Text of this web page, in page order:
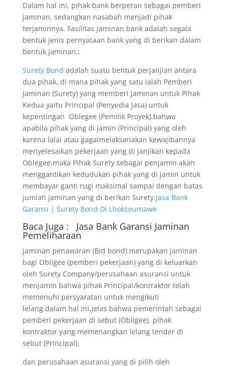
Dalam hal ini, pihak bank berperan sebagai pemberi
jaminan, sedangkan nasabah menjadi pihak
terjaminnya. Fasilitas jaminan bank adalah segala
bentuk jenis pernyataan bank yang di berikan dalam
bentuk jaminan.;
Surety Bond adalah suatu bentuk perjanjian antara
dua pihak,,di mana pihak yang satu ialah Pemberi
Jaminan (Surety) yang memberi jaminan untuk Pihak
Kedua yaitu Principal (Penyedia Jasa) untuk
kepentingan Oblegee (Pemilik Proyek),bahwa
apabila pihak yang di jamin (Principal) yang oleh
karena lalai atau gagalmelaksanakan kewajibannya
menyelesaikan pekerjaan yang di janjikan kepada
Oblegee,maka Pihak Surety sebagai penjamin akan
menggantikan kedudukan pihak yang di jamin untuk
membayar ganti rugi maksimal sampai dengan batas
jumlah jaminan yang di berikan Surety.Jasa Bank
Garansi | Surety Bond Di Lhokseumawe
Baca Juga : Jasa Bank Garansi Jaminan
Pemeliharaan
jaminan penawaran (Bid bond) merupakan jaminan
bagi Obligee (pemberi pekerjaan) yang di keluarkan
oleh Surety Company/perusahaan asuransi untuk
menjamin bahwa pihak Principal/kontraktor telah
memenuhi persyaratan untuk mengikuti
lelang.dalam hal ini,jelas bahwa pemerintah sebagai
pemberi pekerjaan di sebut (Obligee), pihak
kontraktor yang memenangkan lelang tender di
sebut (Principal),
dan perusahaan asuransi yang di pilih oleh